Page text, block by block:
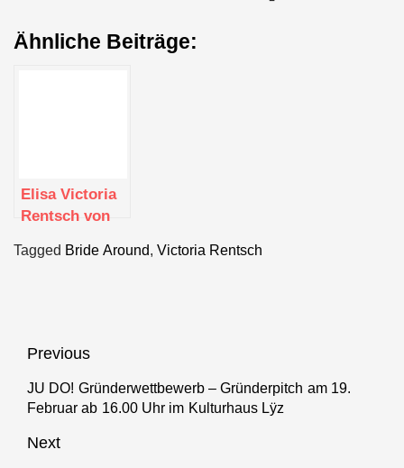
Ähnliche Beiträge:
Elisa Victoria
Rentsch von
Tagged Bride Around, Victoria Rentsch
Beitragsnavigation
Previous
Previous
post:
JU DO! Gründerwettbewerb – Gründerpitch am 19.
Februar ab 16.00 Uhr im Kulturhaus Lÿz
Next